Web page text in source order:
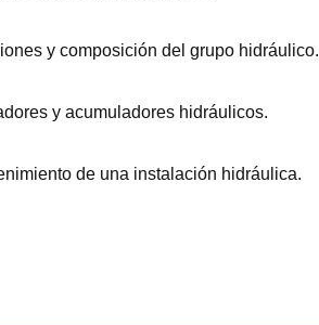
y composición del grupo hidráulico.
y acumuladores hidráulicos.
de una instalación hidráulica.